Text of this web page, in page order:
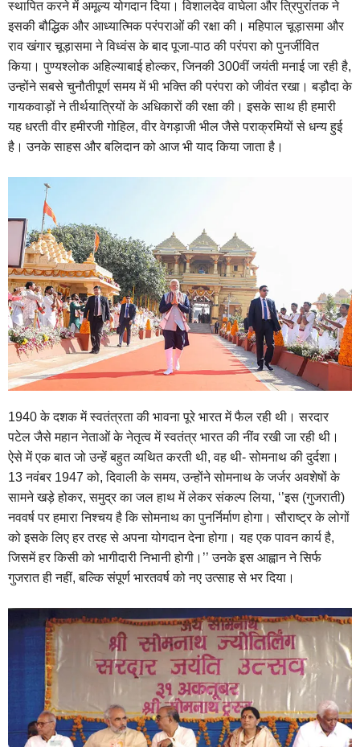
स्थापित करने में अमूल्य योगदान दिया। विशालदेव वाघेला और त्रिपुरांतक ने
इसकी बौद्धिक और आध्यात्मिक परंपराओं की रक्षा की। महिपाल चूड़ासमा और
राव खंगार चूड़ासमा ने विध्वंस के बाद पूजा-पाठ की परंपरा को पुनर्जीवित
किया। पुण्यश्लोक अहिल्याबाई होल्कर, जिनकी 300वीं जयंती मनाई जा रही है,
उन्होंने सबसे चुनौतीपूर्ण समय में भी भक्ति की परंपरा को जीवंत रखा। बड़ौदा के
गायकवाड़ों ने तीर्थयात्रियों के अधिकारों की रक्षा की। इसके साथ ही हमारी
यह धरती वीर हमीरजी गोहिल, वीर वेगड़ाजी भील जैसे पराक्रमियों से धन्य हुई
है। उनके साहस और बलिदान को आज भी याद किया जाता है।
1940 के दशक में स्वतंत्रता की भावना पूरे भारत में फैल रही थी। सरदार
पटेल जैसे महान नेताओं के नेतृत्व में स्वतंत्र भारत की नींव रखी जा रही थी।
ऐसे में एक बात जो उन्हें बहुत व्यथित करती थी, वह थी- सोमनाथ की दुर्दशा।
13 नवंबर 1947 को, दिवाली के समय, उन्होंने सोमनाथ के जर्जर अवशेषों के
सामने खड़े होकर, समुद्र का जल हाथ में लेकर संकल्प लिया, ‘’इस (गुजराती)
नववर्ष पर हमारा निश्चय है कि सोमनाथ का पुनर्निर्माण होगा। सौराष्ट्र के लोगों
को इसके लिए हर तरह से अपना योगदान देना होगा। यह एक पावन कार्य है,
जिसमें हर किसी को भागीदारी निभानी होगी।’’ उनके इस आह्वान ने सिर्फ
गुजरात ही नहीं, बल्कि संपूर्ण भारतवर्ष को नए उत्साह से भर दिया।